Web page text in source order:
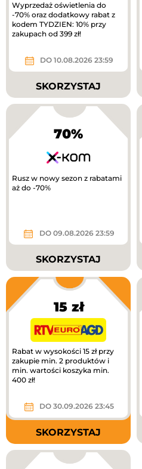
Wyprzedaż oświetlenia do
-70% oraz dodatkowy rabat z
kodem TYDZIEN: 10% przy
zakupach od 399 zł!
DO 10.08.2026 23:59
SKORZYSTAJ
70%
Rusz w nowy sezon z rabatami
aż do -70%
DO 09.08.2026 23:59
SKORZYSTAJ
15 zł
Rabat w wysokości 15 zł przy
zakupie min. 2 produktów i
min. wartości koszyka min.
400 zł!
DO 30.09.2026 23:45
SKORZYSTAJ